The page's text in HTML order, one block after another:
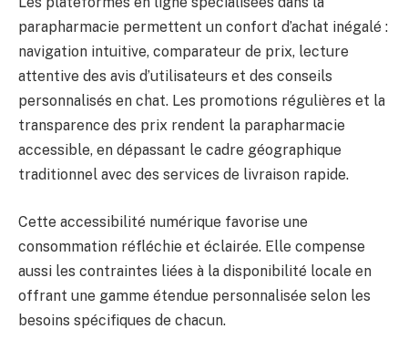
parapharmacie permettent un confort d’achat inégalé :
navigation intuitive, comparateur de prix, lecture
attentive des avis d’utilisateurs et des conseils
personnalisés en chat. Les promotions régulières et la
transparence des prix rendent la parapharmacie
accessible, en dépassant le cadre géographique
traditionnel avec des services de livraison rapide.
Cette accessibilité numérique favorise une
consommation réfléchie et éclairée. Elle compense
aussi les contraintes liées à la disponibilité locale en
offrant une gamme étendue personnalisée selon les
besoins spécifiques de chacun.